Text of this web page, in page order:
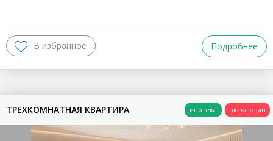
Подробнее
ТРЕХКОМНАТНАЯ КВАРТИРА